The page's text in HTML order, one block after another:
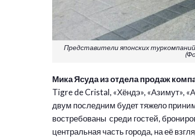
Представители японских
Мика Ясуда из отдела продаж
Tigre de Cristal, «Хёндэ», «Азимут»,
двум последним будет тяжело
востребованы среди гостей,
центральная часть города, на её